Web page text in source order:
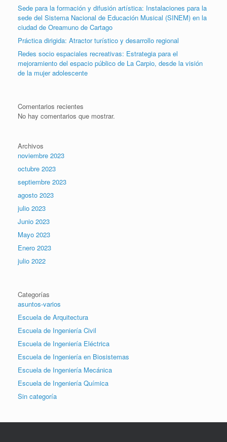
Sede para la formación y difusión artística: Instalaciones para la
sede del Sistema Nacional de Educación Musical (SINEM) en la
ciudad de Oreamuno de Cartago
Práctica dirigida: Atractor turístico y desarrollo regional
Redes socio espaciales recreativas: Estrategia para el
mejoramiento del espacio público de La Carpio, desde la visión
de la mujer adolescente
Comentarios recientes
No hay comentarios que mostrar.
Archivos
noviembre 2023
octubre 2023
septiembre 2023
agosto 2023
julio 2023
Junio 2023
Mayo 2023
Enero 2023
julio 2022
Categorías
asuntos-varios
Escuela de Arquitectura
Escuela de Ingeniería Civil
Escuela de Ingeniería Eléctrica
Escuela de Ingeniería en Biosistemas
Escuela de Ingeniería Mecánica
Escuela de Ingeniería Química
Sin categoría